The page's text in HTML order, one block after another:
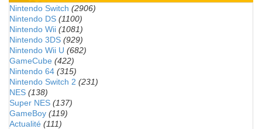
Nintendo Switch (2906)
Nintendo DS (1100)
Nintendo Wii (1081)
Nintendo 3DS (929)
Nintendo Wii U (682)
GameCube (422)
Nintendo 64 (315)
Nintendo Switch 2 (231)
NES (138)
Super NES (137)
GameBoy (119)
Actualité (111)